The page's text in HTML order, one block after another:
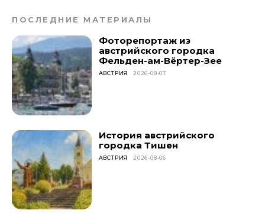
ПОСЛЕДНИЕ МАТЕРИАЛЫ
Фоторепортаж из
австрийского городка
Фельден-ам-Вёртер-Зее
АВСТРИЯ 2026-08-07
История австрийского
городка Тишен
АВСТРИЯ 2026-08-06